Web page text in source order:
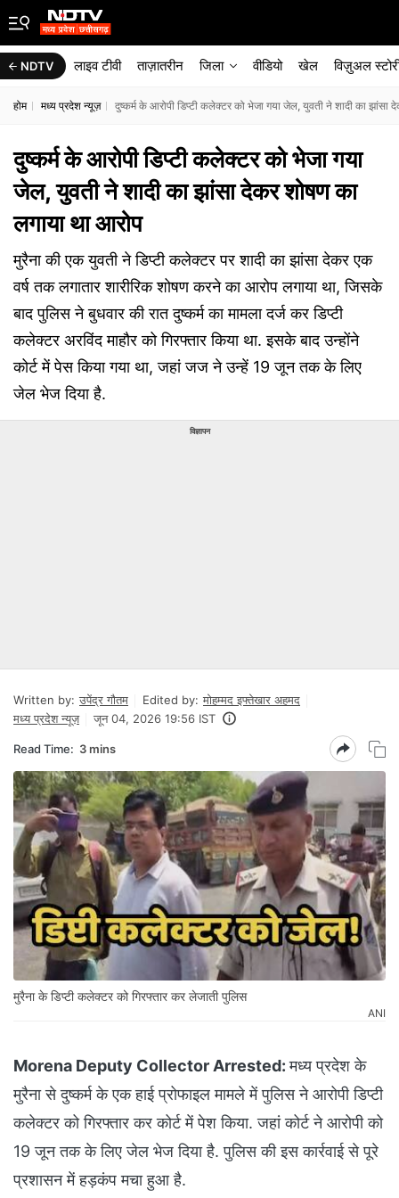
NDTV लाइव टीवी ताज़ातरीन जिला वीडियो खेल विज़ुअल
होम मध्य प्रदेश न्यूज़ दुष्कर्म के आरोपी डिप्टी कलेक्टर को भेजा गया जेल, युवती ने शादी का झांसा
दुष्कर्म के आरोपी डिप्टी कलेक्टर को भेजा गया
जेल, युवती ने शादी का झांसा देकर शोषण का
लगाया था आरोप
मुरैना की एक युवती ने डिप्टी कलेक्टर पर शादी का झांसा देकर एक
वर्ष तक लगातार शारीरिक शोषण करने का आरोप लगाया था, जिसके
बाद पुलिस ने बुधवार की रात दुष्कर्म का मामला दर्ज कर डिप्टी
कलेक्टर अरविंद माहौर को गिरफ्तार किया था. इसके बाद उन्होंने
कोर्ट में पेस किया गया था, जहां जज ने उन्हें 19 जून तक के लिए
जेल भेज दिया है.
विज्ञापन
Written by: उपेंद्र गौतम Edited by: मोहम्मद इफ्तेखार अहमद
मध्य प्रदेश न्यूज़
जून 04, 2026 19:56 IST
Read Time: 3 mins
मुरैना के डिप्टी कलेक्टर को गिरफ्तार कर लेजाती पुलिस
ANI
Morena Deputy Collector Arrested:मध्य प्रदेश के
मुरैना से दुष्कर्म के एक हाई प्रोफाइल मामले में पुलिस ने आरोपी डिप्टी
कलेक्टर को गिरफ्तार कर कोर्ट में पेश किया. जहां कोर्ट ने आरोपी को
19 जून तक के लिए जेल भेज दिया है. पुलिस की इस कार्रवाई से पूरे
प्रशासन में हड़कंप मचा हुआ है.